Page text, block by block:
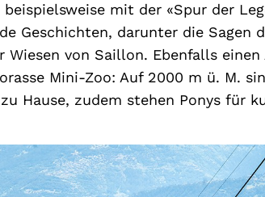
mit der «Spur der
Geschichten, darunter die Sagen
Wiesen von Saillon. Ebenfalls
Mini-Zoo: Auf 2000 m ü. M.
Hause, zudem stehen Ponys für